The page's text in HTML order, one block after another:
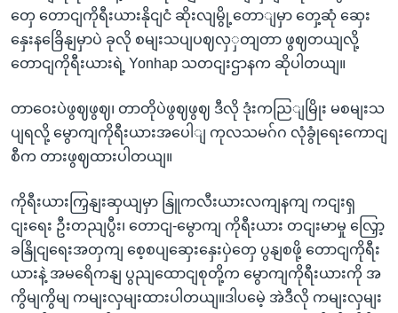
တှေ တောငျကိုရီးယားနိုငျငံ ဆိုးလျမွို့တောျမှာ တှေ့ဆုံ ဆှေး
နှေးနခြေိနျမှာပဲ ခုလို စမျးသပျပဈလှှတျတာ ဖွဈတယျလို့
တောငျကိုရီးယားရဲ့ Yonhap သတငျးဌာနက ဆိုပါတယျ။
တာဝေးပဲဖွဈဖွဈ၊ တာတိုပဲဖွဈဖွဈ ဒီလို ဒုံးကညြျမြိုး မစမျးသ
ပျရလို့ မွောကျကိုရီးယားအပေါျ ကုလသမဂ်ဂ လုံခွုံရေးကောငျ
စီက တားဖွဈထားပါတယျ။
ကိုရီးယားကြှနျးဆှယျမှာ နြူကလီးယားလကျနကျ ကငျးရှ
ငျး‌ရေး ဦးတညျပွီး၊ တောငျ-မွောကျ ကိုရီးယား တငျးမာမှု လြှော့
ခနြိုငျရေးအတှကျ စေ့စပျဆှေးနှေးပှဲတှေ ပွနျစဖို့ တောငျကိုရီး
ယားနဲ့ အမရေိကနျ ပွညျထောငျစုတို့က မွောကျကိုရီးယားကို အ
ကွိမျကွိမျ ကမျးလှမျးထားပါတယျ။ဒါပမေဲ့ အဲဒီလို ကမျးလှမျး